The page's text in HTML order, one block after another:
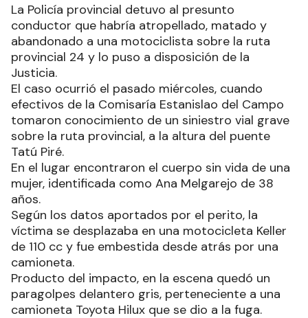
La Policía provincial detuvo al presunto
conductor que habría atropellado, matado y
abandonado a una motociclista sobre la ruta
provincial 24 y lo puso a disposición de la
Justicia.
El caso ocurrió el pasado miércoles, cuando
efectivos de la Comisaría Estanislao del Campo
tomaron conocimiento de un siniestro vial grave
sobre la ruta provincial, a la altura del puente
Tatú Piré.
En el lugar encontraron el cuerpo sin vida de una
mujer, identificada como Ana Melgarejo de 38
años.
Según los datos aportados por el perito, la
víctima se desplazaba en una motocicleta Keller
de 110 cc y fue embestida desde atrás por una
camioneta.
Producto del impacto, en la escena quedó un
paragolpes delantero gris, perteneciente a una
camioneta Toyota Hilux que se dio a la fuga.